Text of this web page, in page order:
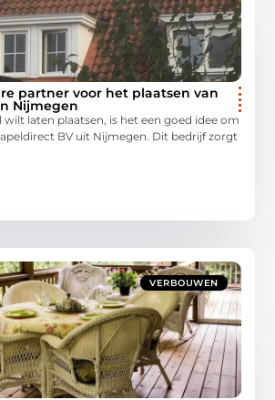
partner voor het plaatsen van
Nijmegen
wilt laten plaatsen, is het een goed idee om
BV uit Nijmegen. Dit bedrijf zorgt
VERBOUWEN